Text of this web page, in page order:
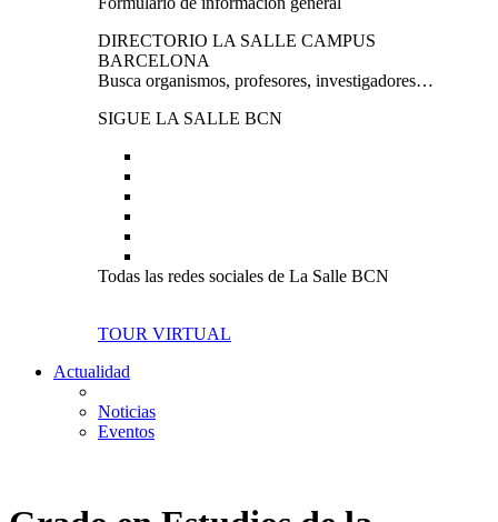
DIRECTORIO LA SALLE CAMPUS
BARCELONA
Busca organismos, profesores, investigadores…
SIGUE LA SALLE BCN
Todas las redes sociales de La Salle BCN
TOUR VIRTUAL
Actualidad
Noticias
Eventos